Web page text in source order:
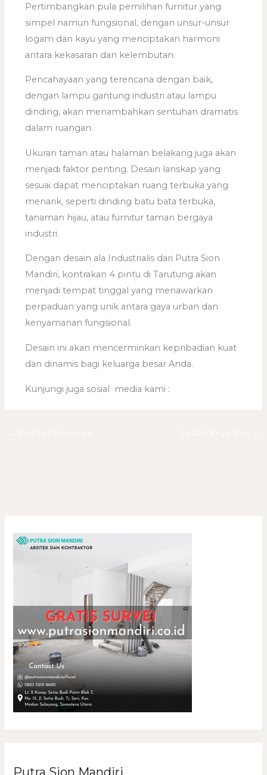
Pertimbangkan pula pemilihan furnitur yang
simpel namun fungsional, dengan unsur-unsur
logam dan kayu yang menciptakan harmoni
antara kekasaran dan kelembutan.
Pencahayaan yang terencana dengan baik,
dengan lampu gantung industri atau lampu
dinding, akan menambahkan sentuhan dramatis
dalam ruangan.
Ukuran taman atau halaman belakang juga akan
menjadi faktor penting. Desain lanskap yang
sesuai dapat menciptakan ruang terbuka yang
menarik, seperti dinding batu bata terbuka,
tanaman hijau, atau furnitur taman bergaya
industri.
Dengan desain ala Industrialis dari Putra Sion
Mandiri, kontrakan 4 pintu di Tarutung akan
menjadi tempat tinggal yang menawarkan
perpaduan yang unik antara gaya urban dan
kenyamanan fungsional.
Desain ini akan mencerminkan kepribadian kuat
dan dinamis bagi keluarga besar Anda.
Kunjungi juga sosial media kami :